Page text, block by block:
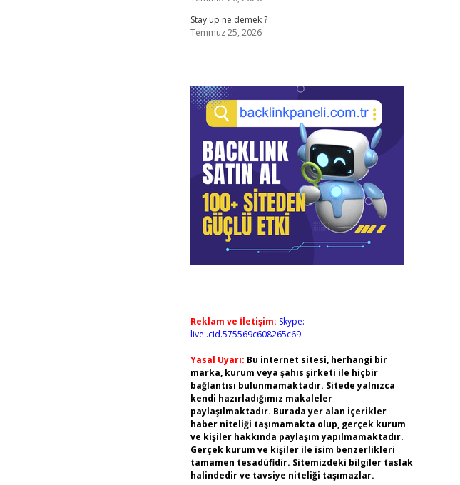
Stay up ne demek ?
Temmuz 25, 2026
Reklam ve İletişim: Skype:
live:.cid.575569c608265c69
Yasal Uyarı: Bu internet sitesi, herhangi bir
marka, kurum veya şahıs şirketi ile hiçbir
bağlantısı bulunmamaktadır. Sitede yalnızca
kendi hazırladığımız makaleler
paylaşılmaktadır. Burada yer alan içerikler
haber niteliği taşımamakta olup, gerçek kurum
ve kişiler hakkında paylaşım yapılmamaktadır.
Gerçek kurum ve kişiler ile isim benzerlikleri
tamamen tesadüfidir. Sitemizdeki bilgiler taslak
halindedir ve tavsiye niteliği taşımazlar.